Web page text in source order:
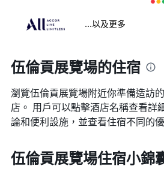
...以及更多
伍倫貢展覽場的住宿
瀏覽伍倫貢展覽場​附近你準備造訪
店。 用戶可以點擊酒店名稱查看詳
論和便利設施，並查看住宿不同的
伍倫貢展覽場住宿小錦